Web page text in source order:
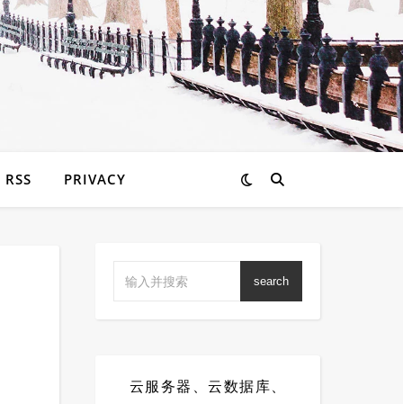
RSS PRIVACY
search
云服务器、云数据库、